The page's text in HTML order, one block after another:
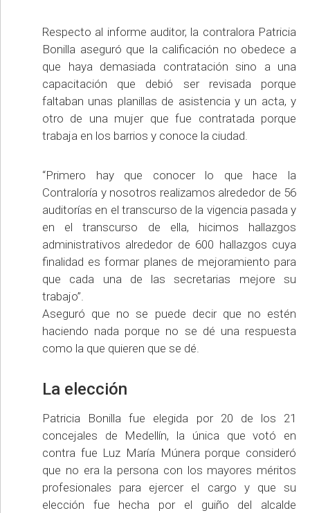
Respecto al informe auditor, la contralora Patricia
Bonilla aseguró que la calificación no obedece a
que haya demasiada contratación sino a una
capacitación que debió ser revisada porque
faltaban unas planillas de asistencia y un acta, y
otro de una mujer que fue contratada porque
trabaja en los barrios y conoce la ciudad.
“Primero hay que conocer lo que hace la
Contraloría y nosotros realizamos alrededor de 56
auditorías en el transcurso de la vigencia pasada y
en el transcurso de ella, hicimos hallazgos
administrativos alrededor de 600 hallazgos cuya
finalidad es formar planes de mejoramiento para
que cada una de las secretarias mejore su
trabajo”.
Aseguró que no se puede decir que no estén
haciendo nada porque no se dé una respuesta
como la que quieren que se dé.
La elección
Patricia Bonilla fue elegida por 20 de los 21
concejales de Medellín, la única que votó en
contra fue Luz María Múnera porque consideró
que no era la persona con los mayores méritos
profesionales para ejercer el cargo y que su
elección fue hecha por el guiño del alcalde